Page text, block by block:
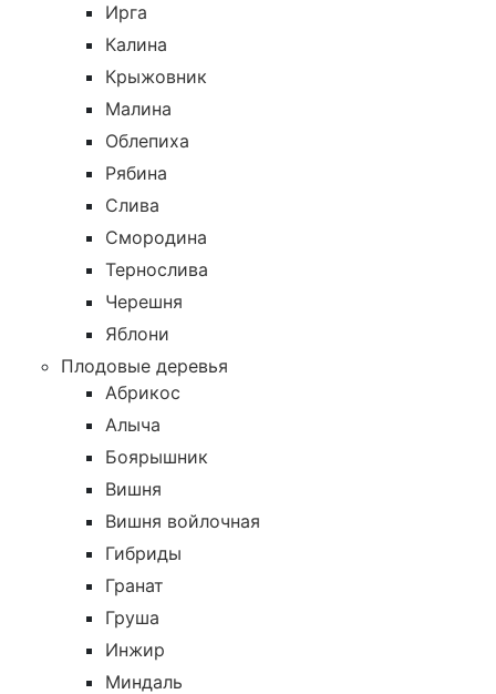
Ирга
Калина
Крыжовник
Малина
Облепиха
Рябина
Слива
Смородина
Тернослива
Черешня
Яблони
Плодовые деревья
Абрикос
Алыча
Боярышник
Вишня
Вишня войлочная
Гибриды
Гранат
Груша
Инжир
Миндаль